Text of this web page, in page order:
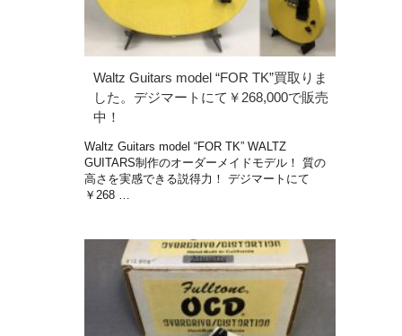
Waltz Guitars model “FOR TK”買取りま
した。デジマートにて￥268,000で販売
中！
Waltz Guitars model “FOR TK” WALTZ
GUITARS制作のオーダーメイドモデル！ 質の
高さを実感できる説得力！ デジマートにて
￥268 …